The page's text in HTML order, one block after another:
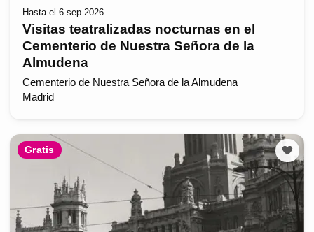
Hasta el 6 sep 2026
Visitas teatralizadas nocturnas en el
Cementerio de Nuestra Señora de la
Almudena
Cementerio de Nuestra Señora de la Almudena
Madrid
Gratis